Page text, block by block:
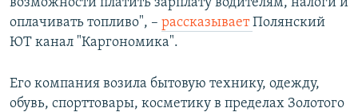
оплачивать топливо", – рассказываетПолянский
ЮТ канал "Каргономика".
Его компания возила бытовую технику, одежду,
обувь, спорттовары, косметику в пределах Золотого